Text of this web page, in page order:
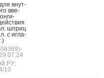
внут­
вве­
шприц
с иг­ла­
РУ:
10